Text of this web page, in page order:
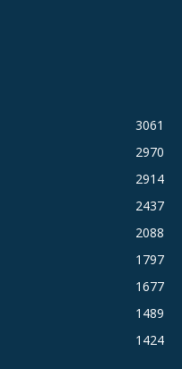
3061
2970
2914
2437
2088
1797
1677
1489
1424